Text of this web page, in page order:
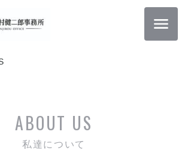
ABOUT US
私達について